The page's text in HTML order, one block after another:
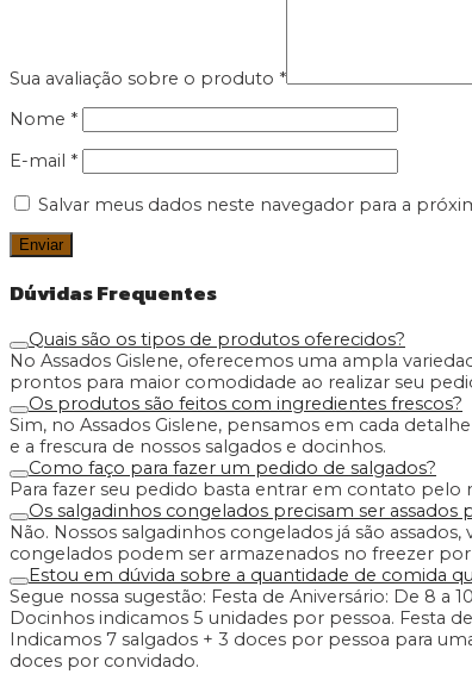
Sua avaliação sobre o produto *
Nome *
E-mail *
Salvar meus dados neste navegador para a
Dúvidas Frequentes
Quais são os tipos de produtos oferecidos?
No Assados Gislene, oferecemos uma ampla
prontos para maior comodidade ao realizar seu
Os produtos são feitos com ingredientes frescos?
Sim, no Assados Gislene, pensamos em cada
e a frescura de nossos salgados e docinhos.
Como faço para fazer um pedido de salgados?
Para fazer seu pedido basta entrar em contato pelo
Os salgadinhos congelados precisam ser assados
Não. Nossos salgadinhos congelados já são
congelados podem ser armazenados no freezer por
Estou em dúvida sobre a quantidade de comida
Segue nossa sugestão: Festa de Aniversário: De 8 a
Docinhos indicamos 5 unidades por pessoa. Festa
Indicamos 7 salgados + 3 doces por pessoa para
doces por convidado.